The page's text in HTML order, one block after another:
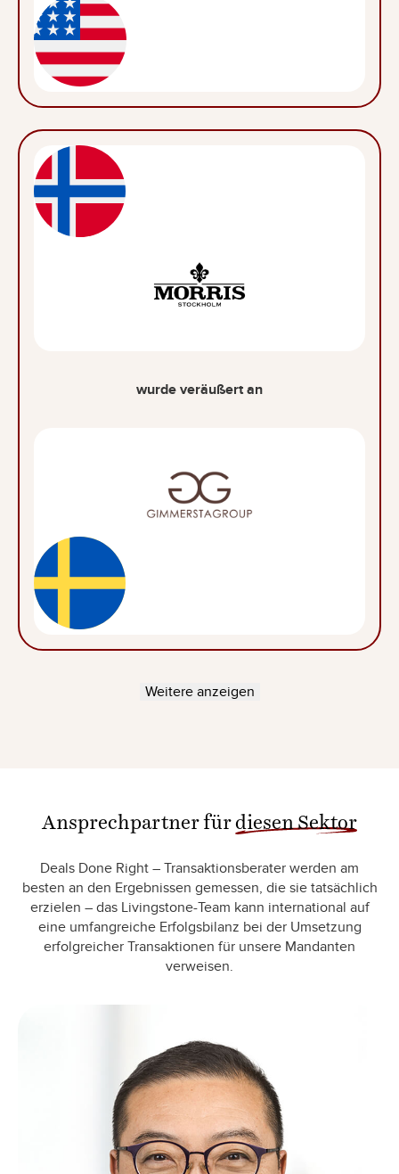
wurde veräußert an
Weitere anzeigen
Ansprechpartner für diesen Sektor
Deals Done Right – Transaktionsberater werden am
besten an den Ergebnissen gemessen, die sie tatsächlich
erzielen – das Livingstone-Team kann international auf
eine umfangreiche Erfolgsbilanz bei der Umsetzung
erfolgreicher Transaktionen für unsere Mandanten
verweisen.